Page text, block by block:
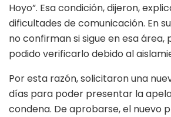
Hoyo”. Esa condición, dijeron,
dificultades de comunicación. En
no confirman si sigue en esa área,
podido verificarlo debido al
Por esta razón, solicitaron una
días para poder presentar la
condena. De aprobarse, el nuevo